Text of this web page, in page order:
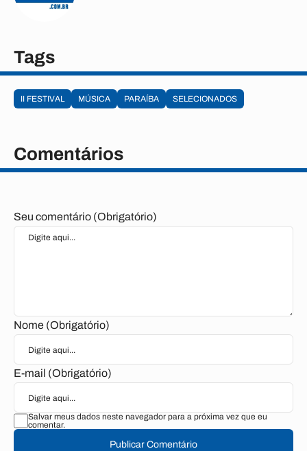
Tags
II FESTIVAL MÚSICA PARAÍBA SELECIONADOS
Comentários
Seu comentário (Obrigatório)
Nome (Obrigatório)
E-mail (Obrigatório)
Salvar meus dados neste navegador para a próxima vez que eu
comentar.
Publicar Comentário